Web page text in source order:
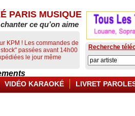
PARIS MUSIQUE
ce qu’on aime
KPM ! Les commandes de
passées avant 14h00
le jour même
Recherche
VIDÉO KARAOKÉ LIVRET